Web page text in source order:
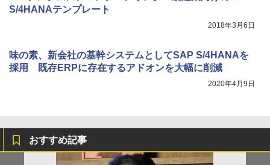
S/4HANAテンプレート
2018年3月6日
味の素、新会社の基幹システムとしてSAP S/4HANAを
採用 既存ERPに存在するアドオンを大幅に削減
2020年4月9日
おすすめ記事